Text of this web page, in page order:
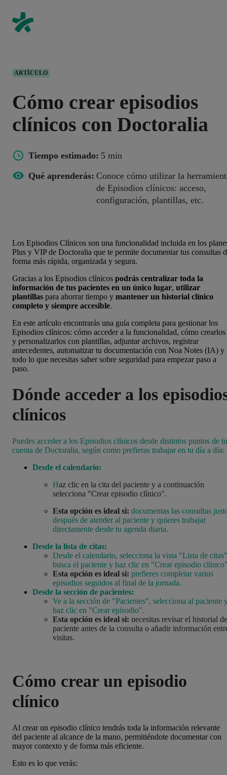
ARTÍCULO
Cómo crear episodios
clínicos con Doctoralia
Tiempo estimado: 5 min
Qué aprenderás: Conoce cómo utilizar la
de Episodios clínicos: acceso,
configuración, plantillas, etc.
Los Episodios Clínicos son una funcionalidad incluida en los
Plus y VIP de Doctoralia que te permite documentar tus consultas
forma más rápida, organizada y segura.
Gracias a los Episodios clínicos podrás centralizar toda la
información de tus pacientes en un único lugar, utilizar
plantillas para ahorrar tiempo y mantener un historial clínico
completo y siempre accesible.
En este artículo encontrarás una guía completa para gestionar los
Episodios clínicos: cómo acceder a la funcionalidad, cómo crearlos
y personalizarlos con plantillas, adjuntar archivos, registrar
antecedentes, automatizar tu documentación con Noa Notes (IA) y
todo lo que necesitas saber sobre seguridad para empezar paso a
paso.
Dónde acceder a los
clínicos
Puedes acceder a los Episodios clínicos desde distintos puntos de tu
cuenta de Doctoralia, según como prefieras trabajar en tu día a día:
Desde el calendario:
Haz clic en la cita del paciente y a continuación
selecciona "Crear episodio clínico".
Esta opción es ideal si: documentas las consultas
después de atender al paciente y quieres trabajar
directamente desde tu agenda diaria.
Desde la lista de citas:
Desde el calendario, selecciona la vista "Lista de
busca el paciente y haz clic en "Crear episodio
Esta opción es ideal si: prefieres completar varios
episodios seguidos al final de la jornada.
Desde la sección de pacientes:
Ve a la sección de "Pacientes", selecciona al paciente
haz clic en "Crear episodio".
Esta opción es ideal si: necesitas revisar el historial
paciente antes de la consulta o añadir información
visitas.
Cómo crear un episodio
clínico
Al crear un episodio clínico tendrás toda la información relevante
del paciente al alcance de la mano, permitiéndote documentar con
mayor contexto y de forma más eficiente.
Esto es lo que verás: